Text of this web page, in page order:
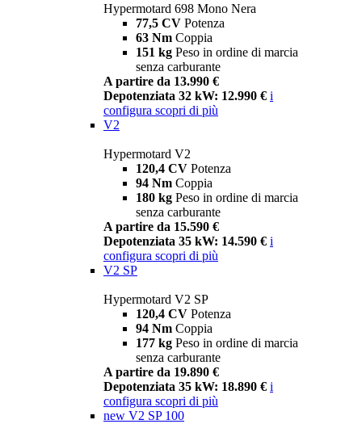
Hypermotard 698 Mono Nera
77,5 CV Potenza
63 Nm Coppia
151 kg Peso in ordine di marcia
senza carburante
A partire da 13.990 €
Depotenziata 32 kW: 12.990 € i
configura scopri di più
V2
Hypermotard V2
120,4 CV Potenza
94 Nm Coppia
180 kg Peso in ordine di marcia
senza carburante
A partire da 15.590 €
Depotenziata 35 kW: 14.590 € i
configura scopri di più
V2 SP
Hypermotard V2 SP
120,4 CV Potenza
94 Nm Coppia
177 kg Peso in ordine di marcia
senza carburante
A partire da 19.890 €
Depotenziata 35 kW: 18.890 € i
configura scopri di più
new V2 SP 100